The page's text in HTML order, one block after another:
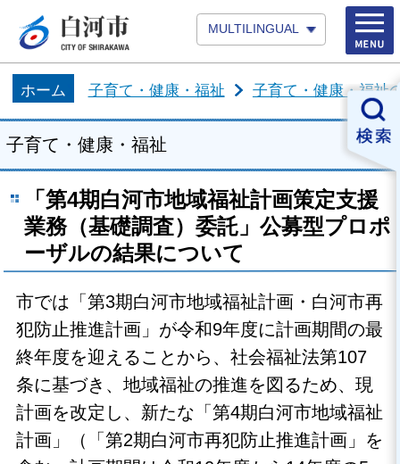
MULTILINGUAL
ホーム 子育て・健康・福祉 子育て・健康・福祉
子育て・健康・福祉
「第4期白河市地域福祉計画策定支援
業務（基礎調査）委託」公募型プロポ
ーザルの結果について
市では「第3期白河市地域福祉計画・白河市再
犯防止推進計画」が令和9年度に計画期間の最
終年度を迎えることから、社会福祉法第107
条に基づき、地域福祉の推進を図るため、現
計画を改定し、新たな「第4期白河市地域福祉
計画」（「第2期白河市再犯防止推進計画」を